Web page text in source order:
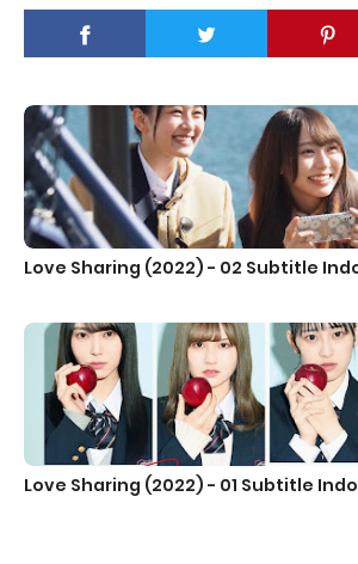
Love Sharing (2022) - 02 Subtitle
Love Sharing (2022) - 01 Subtitle